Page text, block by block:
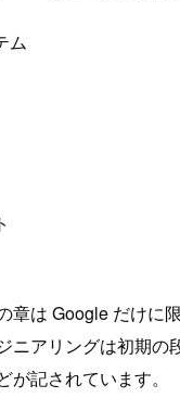
ム
章は Google だけに
ニアリングは初期の
が記されています。